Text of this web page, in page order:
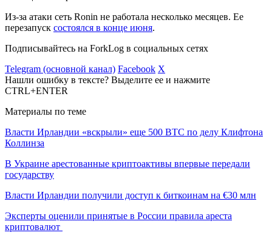
Из-за атаки сеть Ronin не работала несколько месяцев. Ее
перезапуск состоялся в конце июня.
Подписывайтесь на ForkLog в социальных сетях
Telegram (основной канал) Facebook X
Нашли ошибку в тексте? Выделите ее и нажмите
CTRL+ENTER
Материалы по теме
Власти Ирландии «вскрыли» еще 500 BTC по делу Клифтона
Коллинза
В Украине арестованные криптоактивы впервые передали
государству
Власти Ирландии получили доступ к биткоинам на €30 млн
Эксперты оценили принятые в России правила ареста
криптовалют